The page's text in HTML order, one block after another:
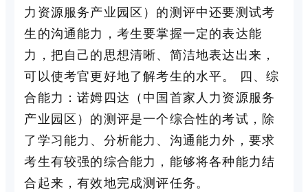
力资源服务产业园区）的测评中还要测试考
生的沟通能力，考生要掌握一定的表达能
力，把自己的思想清晰、简洁地表达出来，
可以使考官更好地了解考生的水平。 四、综
合能力：诺姆四达（中国首家人力资源服务
产业园区）的测评是一个综合性的考试，除
了学习能力、分析能力、沟通能力外，要求
考生有较强的综合能力，能够将各种能力结
合起来，有效地完成测评任务。